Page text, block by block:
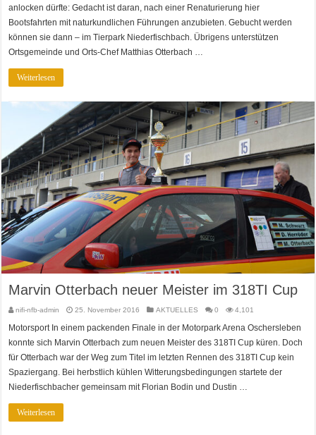
anlocken dürfte: Gedacht ist daran, nach einer Renaturierung hier
Bootsfahrten mit naturkundlichen Führungen anzubieten. Gebucht werden
können sie dann – im Tierpark Niederfischbach. Übrigens unterstützen
Ortsgemeinde und Orts-Chef Matthias Otterbach …
Weiterlesen
Marvin Otterbach neuer Meister im 318TI Cup
nifi-nfb-admin 25. November 2016 AKTUELLES 0 4,101
Motorsport In einem packenden Finale in der Motorpark Arena Oschersleben
konnte sich Marvin Otterbach zum neuen Meister des 318TI Cup küren. Doch
für Otterbach war der Weg zum Titel im letzten Rennen des 318TI Cup kein
Spaziergang. Bei herbstlich kühlen Witterungsbedingungen startete der
Niederfischbacher gemeinsam mit Florian Bodin und Dustin …
Weiterlesen